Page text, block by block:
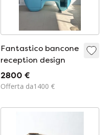
Fantastico bancone
reception design
2800 €
Offerta da1400 €